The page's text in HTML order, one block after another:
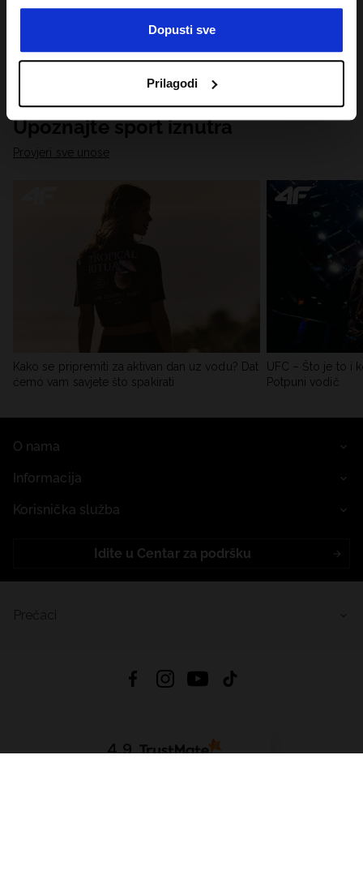
Dopusti sve
Prilagodi
Upoznajte sport iznutra
Provjeri sve unose
Kako se pripremiti za aktivan dan uz vodu? Dat
ćemo vam savjete što spakirati
UFC – Što je to i
Potpuni vodič
O nama
Informacija
Korisnička služba
Idite u Centar za podršku
4.9